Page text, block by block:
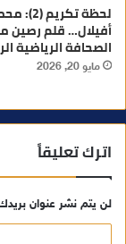
لحظة
أفيلال… قلم رصين
الصحافة الرياضية
مايو 20, 2026
اترك تعليقاً
لن يتم نشر عنوان